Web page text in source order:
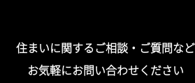
住まいに関するご相談・ご質問など
お気軽にお問い合わせください